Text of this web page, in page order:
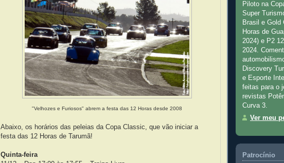
"Velhozes e Furiosos" abrem a festa das 12 Horas desde 2008
Abaixo, os horários das peleias da Copa Classic, que vão iniciar a
festa das 12 Horas de Tarumã!
Quinta-feira
Piloto na
Super
Brasil e
Horas de
2024) e P2
2024.
Discovery
e Esporte
feitas para o
revistas
Curva 3.
Ver meu
Patrocínio